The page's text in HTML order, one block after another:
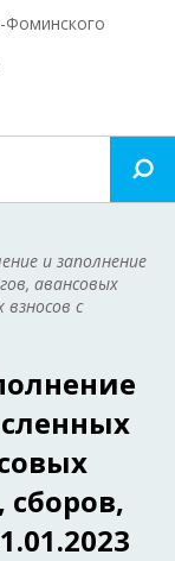
Фоминского
и заполнение
авансовых
с